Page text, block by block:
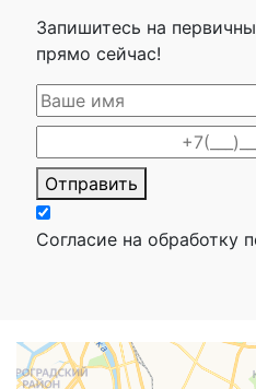
Запишитесь на
прямо сейчас!
Отправить
Согласие на обработку